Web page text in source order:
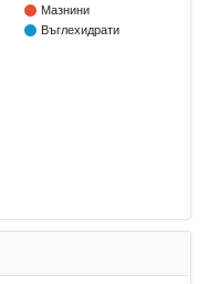
Мазнини
Въглехидрати